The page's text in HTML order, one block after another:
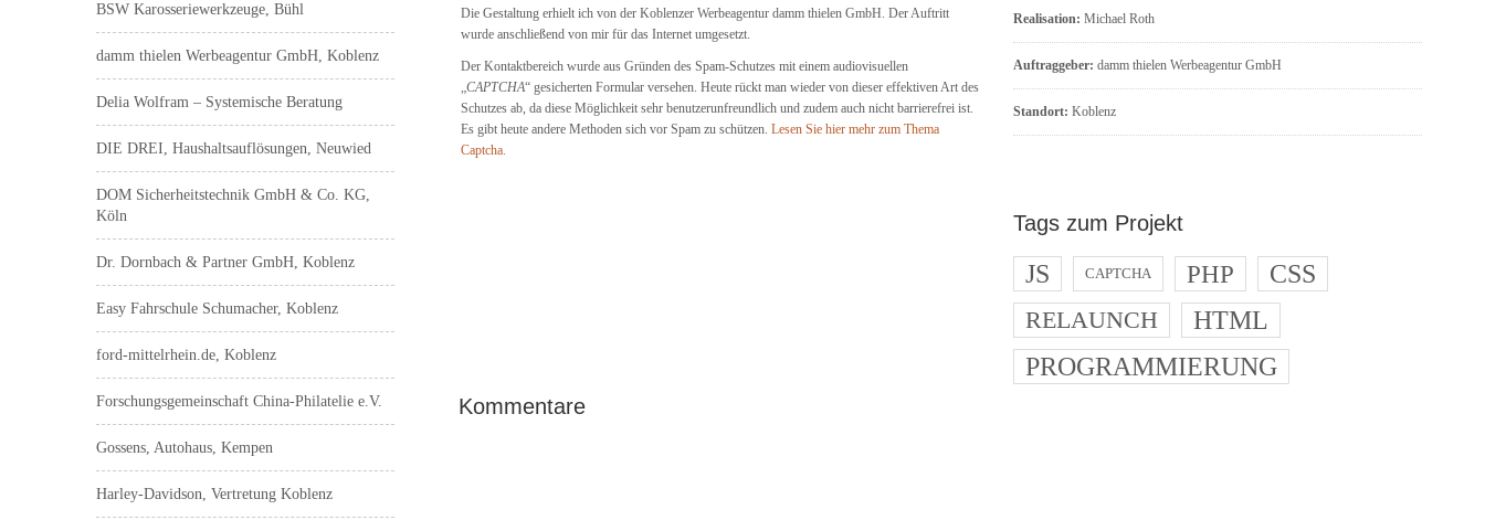
BSW Karosseriewerkzeuge, Bühl
damm thielen Werbeagentur GmbH, Koblenz
Delia Wolfram – Systemische Beratung
DIE DREI, Haushaltsauflösungen, Neuwied
DOM Sicherheitstechnik GmbH & Co. KG,
Köln
Dr. Dornbach & Partner GmbH, Koblenz
Easy Fahrschule Schumacher, Koblenz
ford-mittelrhein.de, Koblenz
Forschungsgemeinschaft China-Philatelie e.V.
Gossens, Autohaus, Kempen
Harley-Davidson, Vertretung Koblenz
Die Gestaltung erhielt ich von der Koblenzer Werbeagentur damm thielen GmbH. Der Auftritt
wurde anschließend von mir für das Internet umgesetzt.
Der Kontaktbereich wurde aus Gründen des Spam-Schutzes mit einem audiovisuellen
„CAPTCHA“ gesicherten Formular versehen. Heute rückt man wieder von dieser effektiven Art des
Schutzes ab, da diese Möglichkeit sehr benutzerunfreundlich und zudem auch nicht barrierefrei ist.
Es gibt heute andere Methoden sich vor Spam zu schützen. Lesen Sie hier mehr zum Thema
Captcha.
Realisation: Michael Roth
Auftraggeber: damm thielen Werbeagentur GmbH
Standort: Koblenz
Tags zum Projekt
JS CAPTCHA PHP CSS
RELAUNCH
HTML
PROGRAMMIERUNG
Kommentare